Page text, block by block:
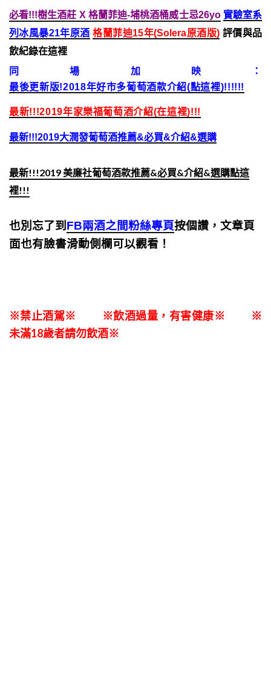
必看!!!樹生酒莊 X 格蘭菲迪-埔桃酒桶威士忌26yo 實驗室系
列冰風暴21年原酒 格蘭菲迪15年(Solera原酒版) 評價與品
飲紀錄在這裡
同場加映：
最後更新版!2018年好市多葡萄酒款介紹(點這裡)!!!!!!
最新!!!2019年家樂福葡萄酒介紹(在這裡)!!!
最新!!!2019大潤發葡萄酒推薦&必買&介紹&選購
最新!!!2019 美廉社葡萄酒款推薦&必買&介紹&選購點這
裡!!!
也別忘了到 FB兩酒之間粉絲專頁按個讚，文章頁
面也有臉書滑動側欄可以觀看！
※禁止酒駕※ ※飲酒過量，有害健康※ ※
未滿18歲者請勿飲酒※